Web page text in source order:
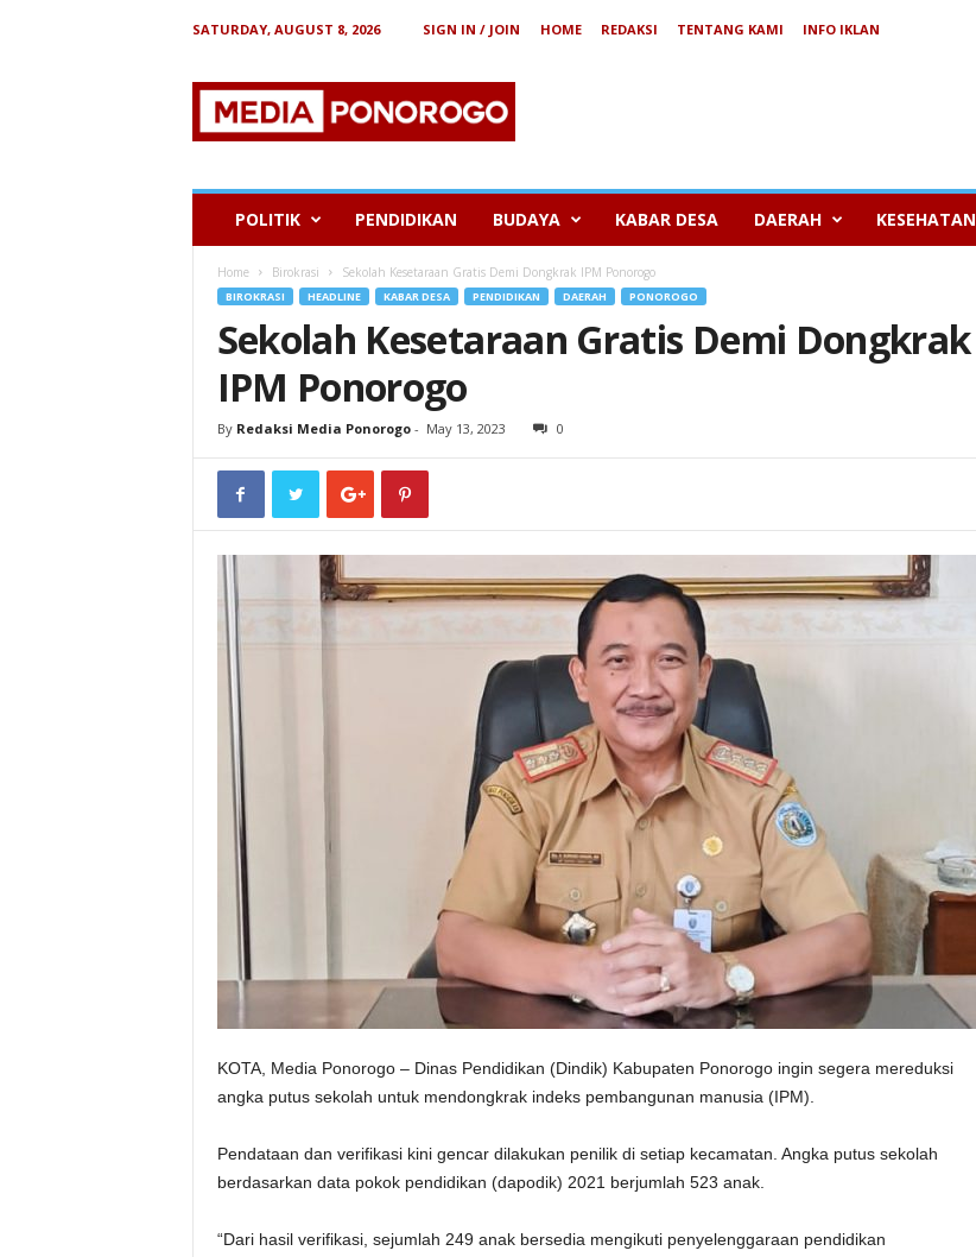
SATURDAY, AUGUST 8, 2026 SIGN IN / JOIN HOME REDAKSI TENTANG KAMI
INFO IKLAN
e
POLITIK PENDIDIKAN BUDAYA KABAR DESA DAERAH KESEHATAN
Home Birokrasi Sekolah Kesetaraan Gratis Demi Dongkrak IPM Ponorogo
BIROKRASI HEADLINE KABAR DESA PENDIDIKAN DAERAH PONOROGO
Sekolah Kesetaraan Gratis Demi Dongkrak
IPM Ponorogo
By Redaksi Media Ponorogo- May 13, 2023 0
KOTA, Media Ponorogo – Dinas Pendidikan (Dindik) Kabupaten Ponorogo ingin segera mereduksi
angka putus sekolah untuk mendongkrak indeks pembangunan manusia (IPM).
Pendataan dan verifikasi kini gencar dilakukan penilik di setiap kecamatan. Angka putus sekolah
berdasarkan data pokok pendidikan (dapodik) 2021 berjumlah 523 anak.
“Dari hasil verifikasi, sejumlah 249 anak bersedia mengikuti penyelenggaraan pendidikan